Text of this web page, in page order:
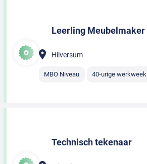
Leerling Meubelmaker
Hilversum
MBO Niveau 40-urige werkweek
Technisch tekenaar